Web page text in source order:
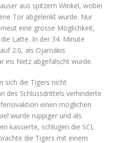
aus spitzem Winkel, wobei
Tor abgelenkt wurde. Nur
eine grosse Möglichkeit,
Latte. In der 34. Minute
2:0, als Ojamäkis
ins Netz abgefälscht wurde.
sich die Tigers nicht
des Schlussdrittels verhinderte
einen möglichen
wurde ruppiger und als
kassierte, schlugen die SCL
die Tigers mit einem